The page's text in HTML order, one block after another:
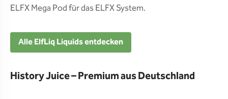
ELFX Mega Pod für das ELFX System.
Alle ElfLiq Liquids entdecken
History Juice – Premium aus Deutschland